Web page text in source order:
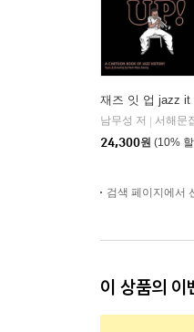
재즈 잇 업 jazz it
남무성 저
서해문
24,300원 (10%
검색 페이지에서
이 상품의 이